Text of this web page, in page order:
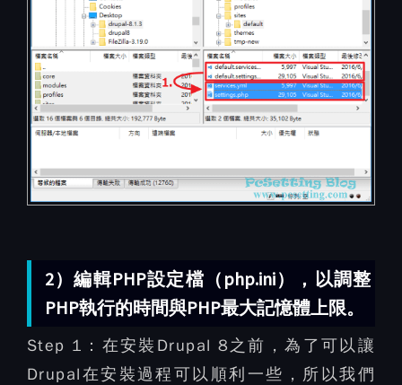
2）編輯PHP設定檔（php.ini），以調整
PHP執行的時間與PHP最大記憶體上限。
Step 1： 在安裝Drupal 8之前，為了可以讓
Drupal在安裝過程可以順利一些，所以我們